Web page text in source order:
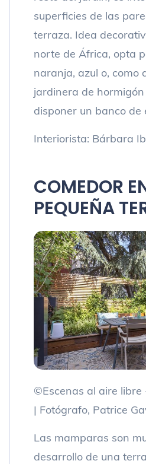
superficies de las
terraza. Idea
norte de África, opta
naranja, azul o, como
jardinera de
disponer un banco de
Interiorista: Bárbara
COMEDOR
PEQUEÑA
©Escenas al aire libre
| Fotógrafo, Patrice
Las mamparas son
desarrollo de una